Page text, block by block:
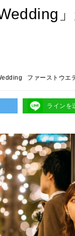
ファーストウエ
ラインを